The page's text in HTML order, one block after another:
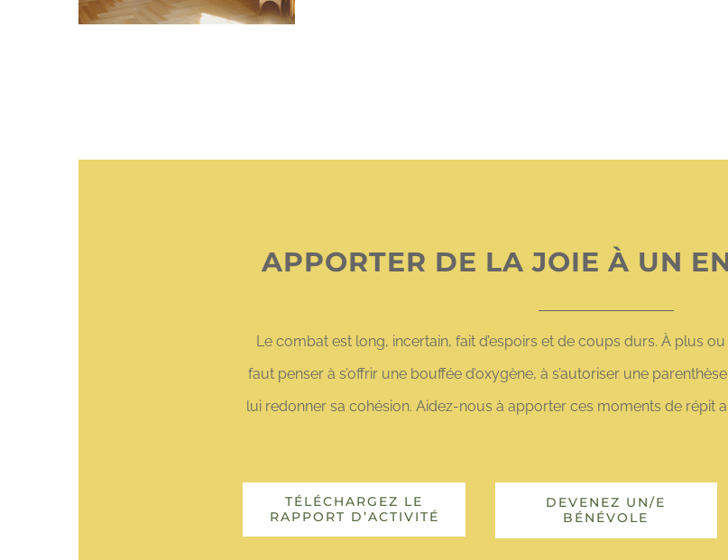
APPORTER DE LA JOIE À UN
Le combat est long, incertain, fait d’espoirs et de coups durs. À plus
faut penser à s’offrir une bouffée d’oxygène, à s’autoriser une
lui redonner sa cohésion. Aidez-nous à apporter ces moments de répit
TÉLÉCHARGEZ LE
RAPPORT D’ACTIVITÉ
DEVENEZ UN/E
BÉNÉVOLE